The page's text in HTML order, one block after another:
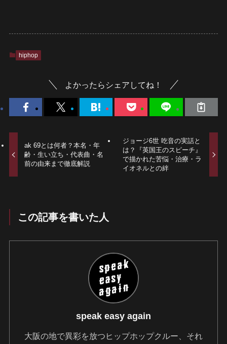
hiphop
よかったらシェアしてね！
ak 69とは何者？本名・年
齢・生い立ち・代表曲・名
前の由来まで徹底解説
ジョージ6世 吃音の実話と
は？『英国王のスピーチ』
で描かれた苦悩・治療・ラ
イオネルとの絆
この記事を書いた人
speak easy again
大阪の地で異彩を放つヒップホップクルー、それ